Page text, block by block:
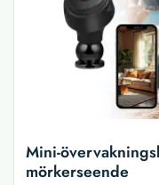
Mini-
mörkerseende